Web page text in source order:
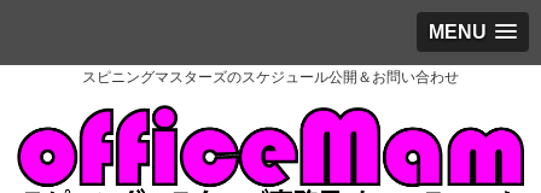
MENU
スピニングマスターズのスケジュール公開＆お問い合わせ